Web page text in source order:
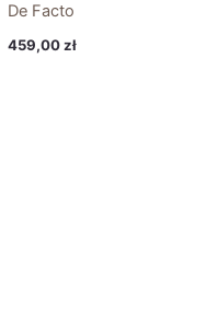
De Facto
459,00zł